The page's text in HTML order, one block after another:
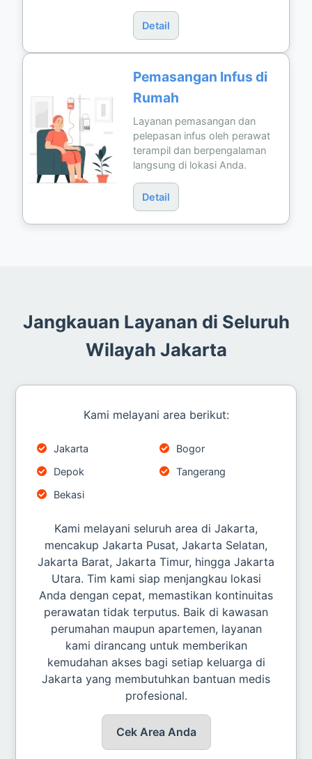
Detail
Pemasangan Infus di
Rumah
Layanan pemasangan dan
pelepasan infus oleh perawat
terampil dan berpengalaman
langsung di lokasi Anda.
Detail
Jangkauan Layanan di Seluruh
Wilayah Jakarta
Kami melayani area berikut:
Jakarta
Bogor
Depok
Tangerang
Bekasi
Kami melayani seluruh area di Jakarta,
mencakup Jakarta Pusat, Jakarta Selatan,
Jakarta Barat, Jakarta Timur, hingga Jakarta
Utara. Tim kami siap menjangkau lokasi
Anda dengan cepat, memastikan kontinuitas
perawatan tidak terputus. Baik di kawasan
perumahan maupun apartemen, layanan
kami dirancang untuk memberikan
kemudahan akses bagi setiap keluarga di
Jakarta yang membutuhkan bantuan medis
profesional.
Cek Area Anda